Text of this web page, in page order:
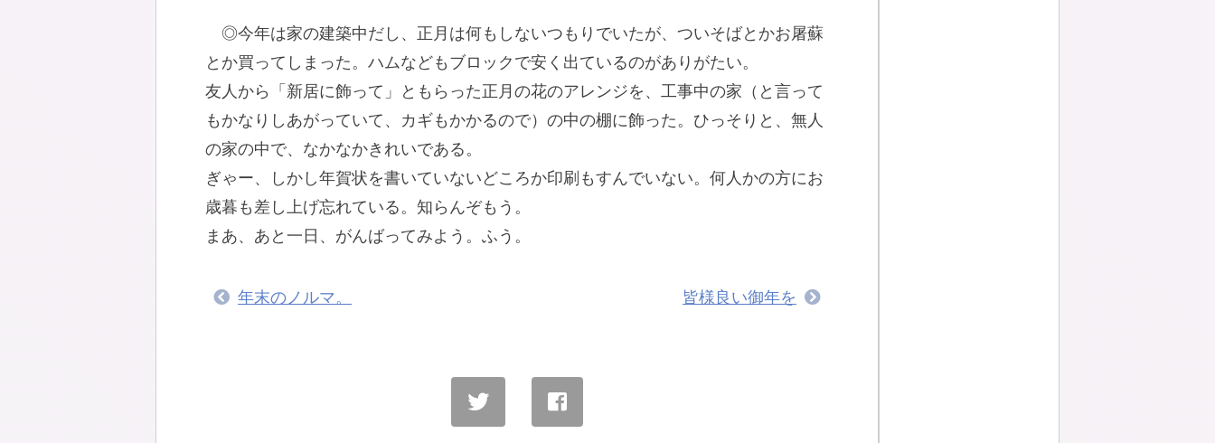
◎今年は家の建築中だし、正月は何もしないつもりでいたが、ついそばとかお屠蘇
とか買ってしまった。ハムなどもブロックで安く出ているのがありがたい。
友人から「新居に飾って」ともらった正月の花のアレンジを、工事中の家（と言って
もかなりしあがっていて、カギもかかるので）の中の棚に飾った。ひっそりと、無人
の家の中で、なかなかきれいである。
ぎゃー、しかし年賀状を書いていないどころか印刷もすんでいない。何人かの方にお
歳暮も差し上げ忘れている。知らんぞもう。
まあ、あと一日、がんばってみよう。ふう。
年末のノルマ。 皆様良い御年を